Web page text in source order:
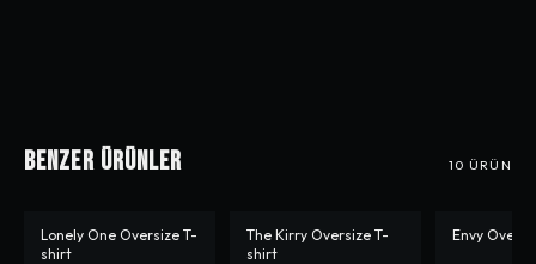
Benzer Ürünler 10 ÜRÜN
-%10
Lonely One Oversize T-
shirt
-%10
The Kirry Oversize T-
shirt
-%10
Envy